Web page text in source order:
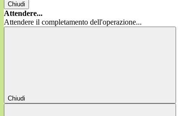
Chiudi
Attendere...
Attendere il completamento dell'operazione...
Chiudi